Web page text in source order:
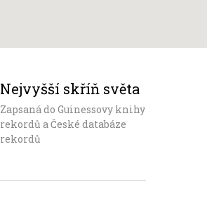
Nejvyšší skříň světa
Zapsaná do Guinessovy knihy
rekordů a České databáze
rekordů